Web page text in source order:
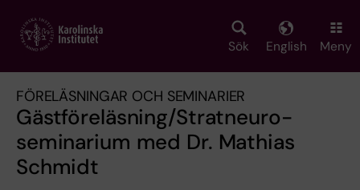
main
Sök English Meny
FÖRELÄSNINGAR OCH SEMINARIER
Gästföreläsning/Stratneuro-
seminarium med Dr. Mathias
Schmidt